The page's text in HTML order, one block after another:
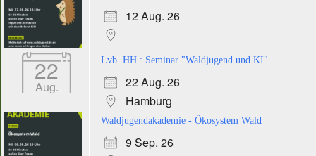
12 Aug. 26
22
Aug.
Lvb. HH : Seminar "Waldjugend und KI"
22 Aug. 26
Hamburg
Waldjugendakademie - Ökosystem Wald
9 Sep. 26